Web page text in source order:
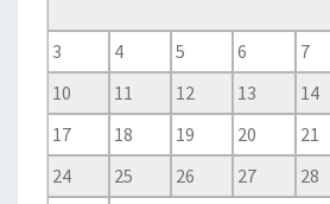
3
4 5 6 7
10
11 12 13 14
17
18 19 20 21
24
25 26 27 28